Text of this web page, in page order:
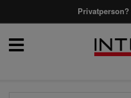
Privatperson?